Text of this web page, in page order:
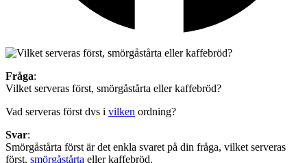
Fråga:
Vilket serveras först, smörgåstårta eller kaffebröd?
Vad serveras först dvs i vilken ordning?
Svar:
Smörgåstårta först är det enkla svaret på din fråga, vilket serveras
först, smörgåstårta eller kaffebröd.